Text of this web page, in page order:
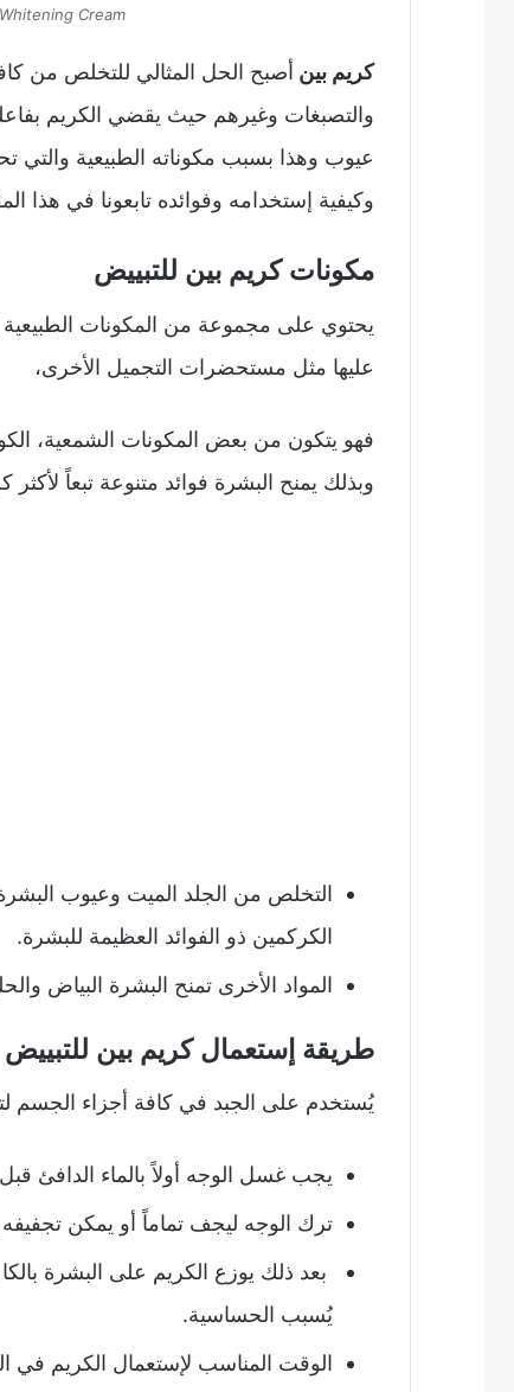
Cream
كريم بين أصبح الحل المثالي للتخلص من
والتصبغات وغيرهم حيث يقضي الكريم
عيوب وهذا بسبب مكوناته الطبيعية والتي
وكيفية إستخدامه وفوائده تابعونا في هذا
مكونات كريم بين للتبييض
يحتوي على مجموعة من المكونات الطبيعية
عليها مثل مستحضرات التجميل الأخرى،
فهو يتكون من بعض المكونات الشمعية،
وبذلك يمنح البشرة فوائد متنوعة تبعاً
التخلص من الجلد الميت وعيوب
الكركمين ذو الفوائد العظيمة للبشرة.
المواد الأخرى تمنح البشرة البياض
طريقة إستعمال كريم بين للتبييض
يُستخدم على الجبد في كافة أجزاء الجسم
يجب غسل الوجه أولاً بالماء الدافئ
ترك الوجه ليجف تماماً أو يمكن تجفيفه
بعد ذلك يوزع الكريم على البشرة
يُسبب الحساسية.
الوقت المناسب لإستعمال الكريم في